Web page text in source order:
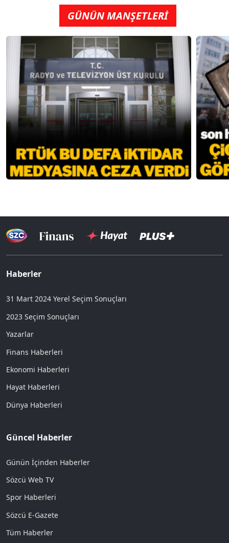
GÜNÜN MANŞETLERİ
Haberler
31 Mart 2024 Yerel Seçim Sonuçları
2023 Seçim Sonuçları
Yazarlar
Finans Haberleri
Ekonomi Haberleri
Hayat Haberleri
Dünya Haberleri
Güncel Haberler
Günün İçinden Haberler
Sözcü Web TV
Spor Haberleri
Sözcü E-Gazete
Tüm Haberler